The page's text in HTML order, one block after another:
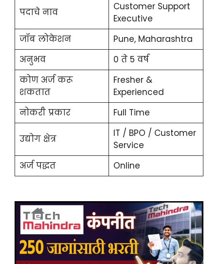
पदाचे नाव
Customer Support
Executive
जॉब लोकेशन
Pune, Maharashtra
अनुभव
0 ते 5 वर्ष
कोण अर्ज करू
शकतात
Fresher &
Experienced
नोकरी प्रकार
Full Time
उद्योग क्षेत्र
IT / BPO / Customer
Service
अर्ज पद्धत
Online